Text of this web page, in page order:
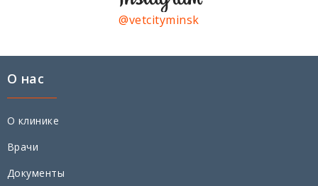
@vetcityminsk
О нас
О клинике
Врачи
Документы